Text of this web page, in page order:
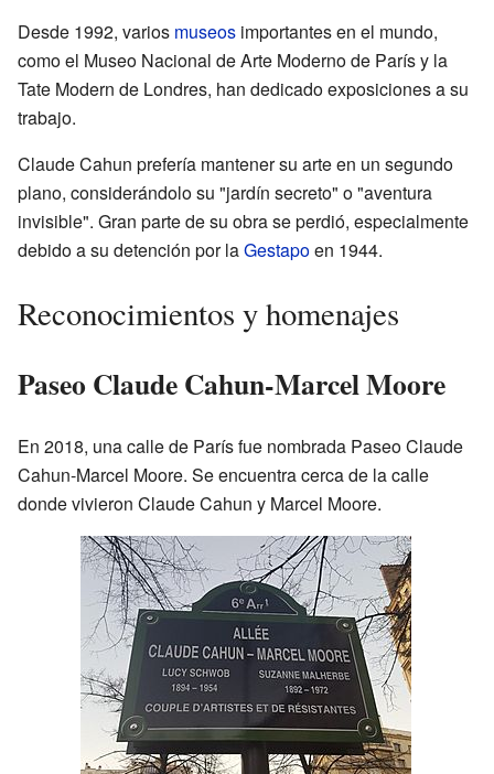
Desde 1992, varios museos importantes en el mundo,
como el Museo Nacional de Arte Moderno de París y la
Tate Modern de Londres, han dedicado exposiciones a su
trabajo.
Claude Cahun prefería mantener su arte en un segundo
plano, considerándolo su "jardín secreto" o "aventura
invisible". Gran parte de su obra se perdió, especialmente
debido a su detención por laGestapoen 1944.
Reconocimientos y homenajes
Paseo Claude Cahun-Marcel Moore
En 2018, una calle de París fue nombrada Paseo Claude
Cahun-Marcel Moore. Se encuentra cerca de la calle
donde vivieron Claude Cahun y Marcel Moore.